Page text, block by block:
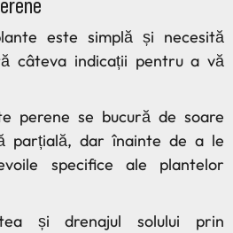
este simplă și necesită
câteva indicații pentru a vă
perene se bucură de soare
parțială, dar înainte de a le
specifice ale plantelor
și drenajul solului prin